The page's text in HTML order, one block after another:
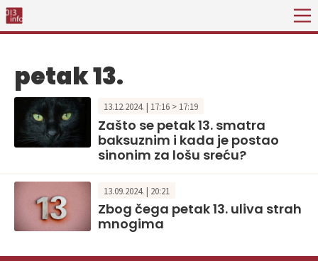
petak 13.
13.12.2024. | 17:16 > 17:19
Zašto se petak 13. smatra
baksuznim i kada je postao
sinonim za lošu sreću?
13.09.2024. | 20:21
Zbog čega petak 13. uliva strah
mnogima